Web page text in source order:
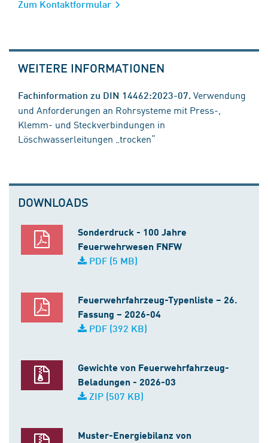
Zum Kontaktformular
WEITERE INFORMATIONEN
Fachinformation zu DIN 14462:2023-07. Verwendung
und Anforderungen an Rohrsysteme mit Press-,
Klemm- und Steckverbindungen in
Löschwasserleitungen „trocken“
DOWNLOADS
Sonderdruck - 100 Jahre
Feuerwehrwesen FNFW
PDF (5 MB)
Feuerwehrfahrzeug-Typenliste – 26.
Fassung – 2026-04
PDF (392 KB)
Gewichte von Feuerwehrfahrzeug-
Beladungen - 2026-03
ZIP (507 KB)
Muster-Energiebilanz von